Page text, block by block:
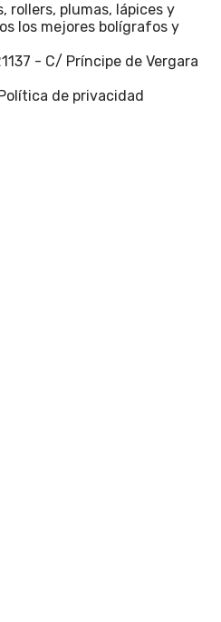
rollers, plumas, lápices y
los mejores bolígrafos y
- C/ Príncipe de Vergara
de privacidad